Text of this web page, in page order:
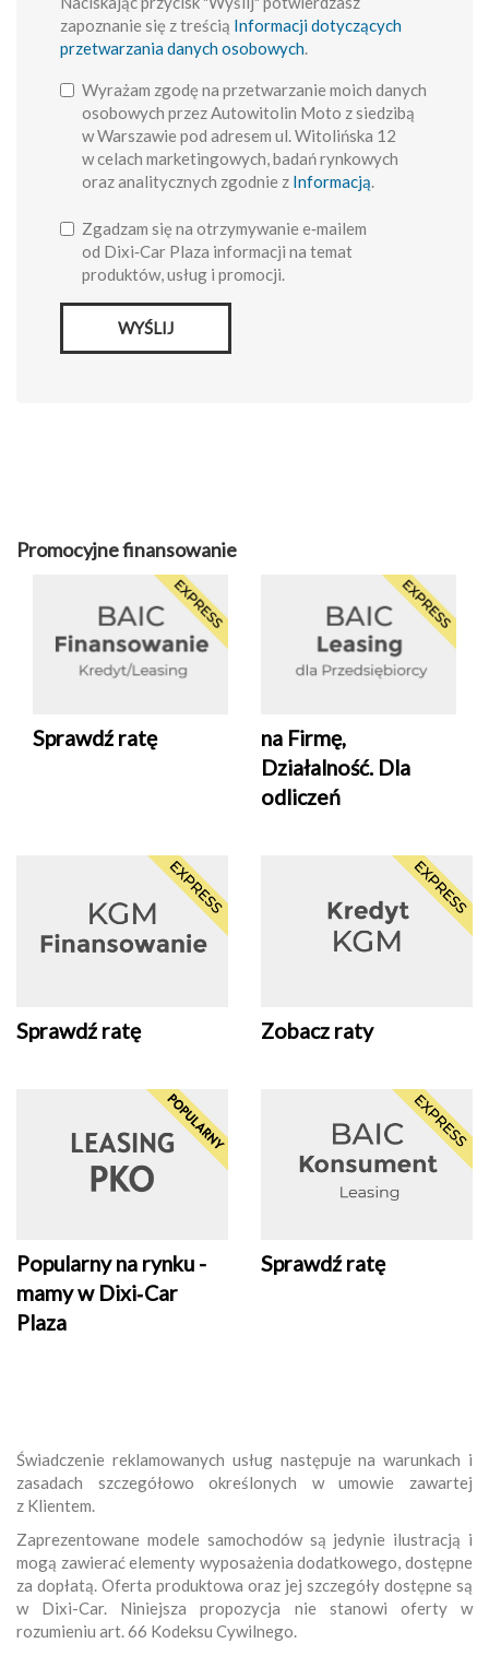
zapoznanie się z treścią Informacji dotyczących
przetwarzania danych osobowych.
Wyrażam zgodę na przetwarzanie moich danych
osobowych przez Autowitolin Moto z siedzibą
w Warszawie pod adresem ul. Witolińska 12
w celach marketingowych, badań rynkowych
oraz analitycznych zgodnie z Informacją.
Zgadzam się na otrzymywanie e‑mailem
od Dixi‑Car Plaza informacji na temat
produktów, usług i promocji.
WYŚLIJ
Promocyjne finansowanie
Sprawdź ratę
na Firmę,
Działalność. Dla
odliczeń
Sprawdź ratę Zobacz raty
Popularny na rynku -
mamy w Dixi‑Car
Plaza
Sprawdź ratę
Świadczenie reklamowanych usług następuje na warunkach i
zasadach szczegółowo określonych w umowie zawartej
z Klientem.
Zaprezentowane modele samochodów są jedynie ilustracją i
mogą zawierać elementy wyposażenia dodatkowego, dostępne
za dopłatą. Oferta produktowa oraz jej szczegóły dostępne są
w Dixi-Car. Niniejsza propozycja nie stanowi oferty w
rozumieniu art. 66 Kodeksu Cywilnego.